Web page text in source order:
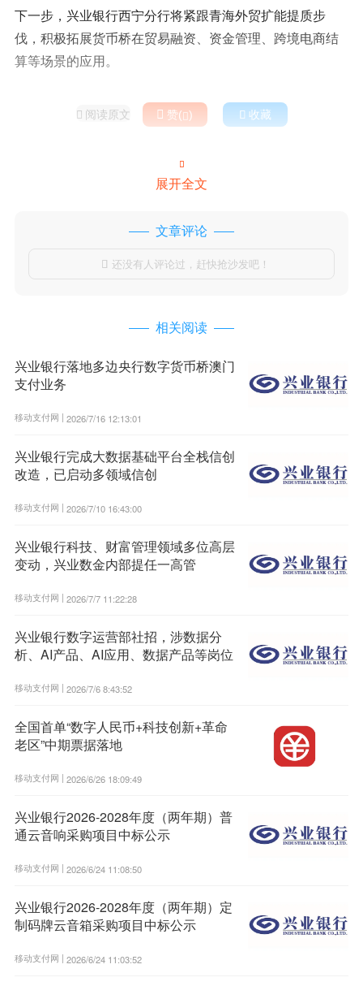
下一步，兴业银行西宁分行将紧跟青海外贸扩能提质步
伐，积极拓展货币桥在贸易融资、资金管理、跨境电商结
算等场景的应用。
 阅读原文  赞()  收藏

展开全文
文章评论
 还没有人评论过，赶快抢沙发吧！
相关阅读
兴业银行落地多边央行数字货币桥澳门
支付业务
移动支付网 | 2026/7/16 12:13:01
兴业银行完成大数据基础平台全栈信创
改造，已启动多领域信创
移动支付网 | 2026/7/10 16:43:00
兴业银行科技、财富管理领域多位高层
变动，兴业数金内部提任一高管
移动支付网 | 2026/7/7 11:22:28
兴业银行数字运营部社招，涉数据分
析、AI产品、AI应用、数据产品等岗位
移动支付网 | 2026/7/6 8:43:52
全国首单“数字人民币+科技创新+革命
老区”中期票据落地
移动支付网 | 2026/6/26 18:09:49
兴业银行2026-2028年度（两年期）普
通云音响采购项目中标公示
移动支付网 | 2026/6/24 11:08:50
兴业银行2026-2028年度（两年期）定
制码牌云音箱采购项目中标公示
移动支付网 | 2026/6/24 11:03:52